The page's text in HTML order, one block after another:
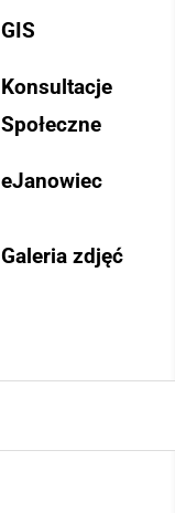
GIS
Konsultacje
Społeczne
eJanowiec
Galeria zdjęć